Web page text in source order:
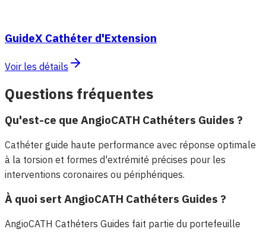
GuideX Cathéter d'Extension
Voir les détails
Questions fréquentes
Qu'est-ce que AngioCATH Cathéters Guides ?
Cathéter guide haute performance avec réponse optimale
à la torsion et formes d'extrémité précises pour les
interventions coronaires ou périphériques.
À quoi sert AngioCATH Cathéters Guides ?
AngioCATH Cathéters Guides fait partie du portefeuille